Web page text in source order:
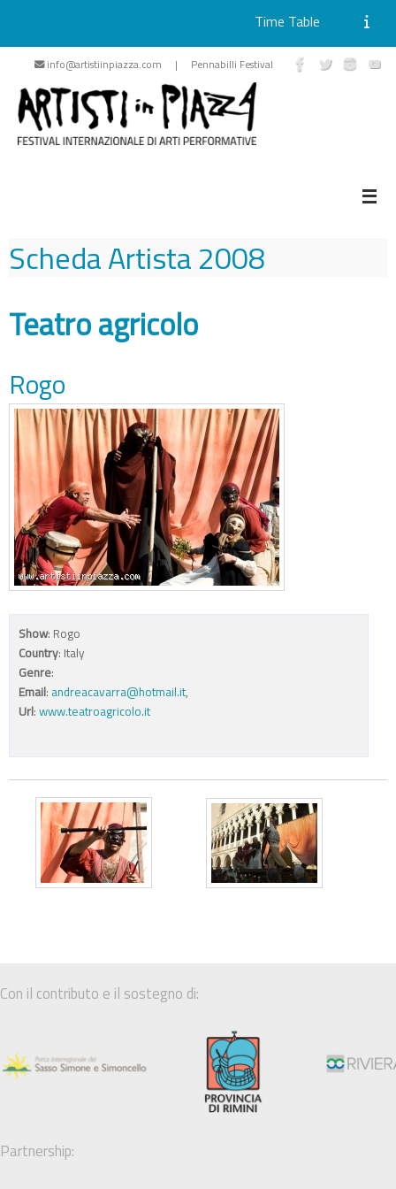
Skip
content
Time Table
info@artistiinpiazza.com | Pennabilli Festival
Scheda Artista2008
Teatro agricolo
Rogo
Show: Rogo
Country: Italy
Genre:
Email: andreacavarra@hotmail.it,
Url: www.teatroagricolo.it
Con il contributo e il sostegno di:
Partnership: